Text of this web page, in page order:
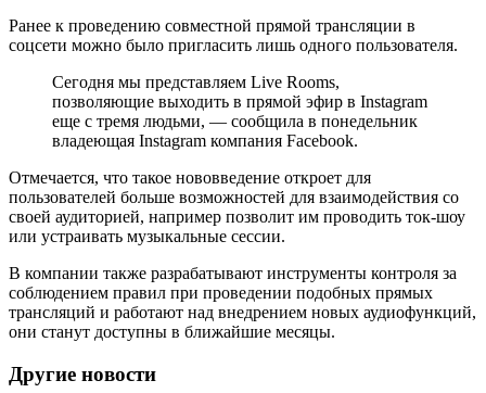
Ранее к проведению совместной прямой трансляции в
соцсети можно было пригласить лишь одного пользователя.
Сегодня мы представляем Live Rooms,
позволяющие выходить в прямой эфир в Instagram
еще с тремя людьми, — сообщила в понедельник
владеющая Instagram компания Facebook.
Отмечается, что такое нововведение откроет для
пользователей больше возможностей для взаимодействия со
своей аудиторией, например позволит им проводить ток-шоу
или устраивать музыкальные сессии.
В компании также разрабатывают инструменты контроля за
соблюдением правил при проведении подобных прямых
трансляций и работают над внедрением новых аудиофункций,
они станут доступны в ближайшие месяцы.
Другие новости